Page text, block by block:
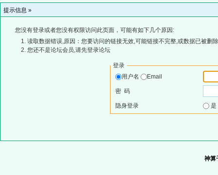
提示信息 »
您没有登录或者您没有权限访问此页面，可能有如下几个原因:
读取数据错误,原因：您要访问的链接无效,可能链接不完整,或数据已被删
您还不是论坛会员,请先登录论坛
登录
用户名
Email
密 码
隐身登录
神算